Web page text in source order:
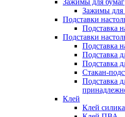
Зажимы для бумаг
Зажимы для
Подставки
Подставка
Подставки
Подставка
Подставка
Подставка
Стакан-
Подставка
Клей
Клей